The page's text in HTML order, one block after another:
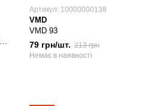
Артикул: 10000000138
VMD
VMD 93
79 грн/шт. 213 грн
Немає в наявності